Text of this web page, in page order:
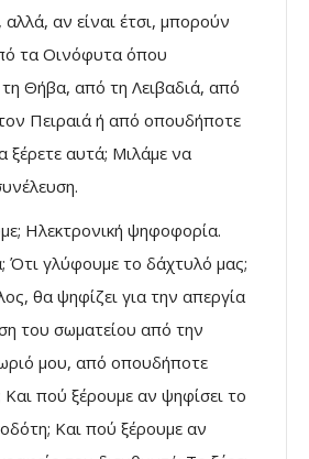
αν είναι έτσι, μπορούν
τα Οινόφυτα όπου
Θήβα, από τη Λειβαδιά, από
Πειραιά ή από οπουδήποτε
αυτά; Μιλάμε να
Ηλεκτρονική ψηφοφορία.
Ότι γλύφουμε το δάχτυλό μας;
θα ψηφίζει για την απεργία
του σωματείου από την
μου, από οπουδήποτε
Και πού ξέρουμε αν ψηφίσει το
Και πού ξέρουμε αν